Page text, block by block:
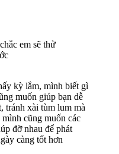
em sẽ thử
kỳ lắm, mình biết gì
muốn giúp bạn dễ
tránh xài tùm lum mà
cũng muốn các
đỡ nhau để phát
càng tốt hơn